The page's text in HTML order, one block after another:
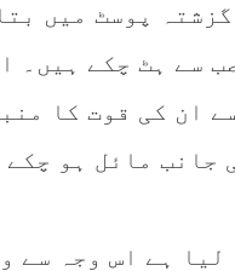
پوسٹ میں
سے ہٹ چکے ہیں۔
ان کی قوت کا
جانب مائل ہو چکے
ہے اس وجہ سے